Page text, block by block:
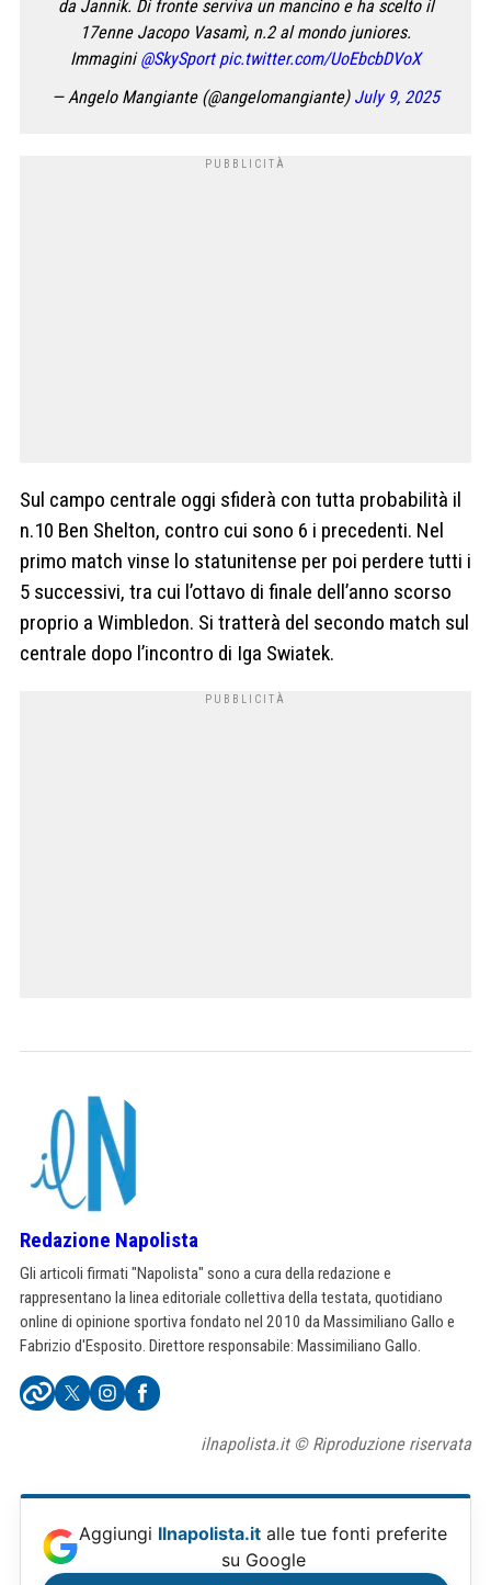
da Jannik. Di fronte serviva un mancino e ha scelto il
17enne Jacopo Vasamì, n.2 al mondo juniores.
Immagini@SkySport pic.twitter.com/UoEbcbDVoX
— Angelo Mangiante (@angelomangiante) July 9, 2025
Sul campo centrale oggi sfiderà con tutta probabilità il
n.10 Ben Shelton, contro cui sono 6 i precedenti. Nel
primo match vinse lo statunitense per poi perdere tutti i
5 successivi, tra cui l’ottavo di finale dell’anno scorso
proprio a Wimbledon. Si tratterà del secondo match sul
centrale dopo l’incontro di Iga Swiatek.
Redazione Napolista
Gli articoli firmati "Napolista" sono a cura della redazione e
rappresentano la linea editoriale collettiva della testata, quotidiano
online di opinione sportiva fondato nel 2010 da Massimiliano Gallo e
Fabrizio d'Esposito. Direttore responsabile: Massimiliano Gallo.
ilnapolista.it © Riproduzione riservata
Aggiungi Ilnapolista.it alle tue fonti preferite
su Google